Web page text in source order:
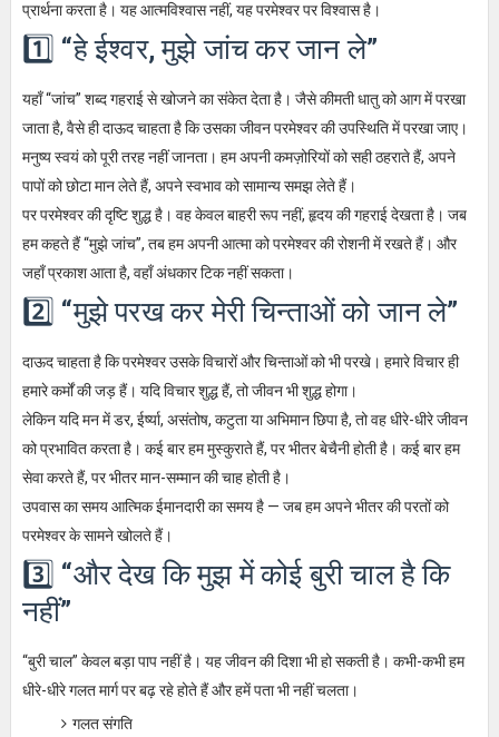
प्रार्थना करता है। यह आत्मविश्वास नहीं, यह परमेश्वर पर विश्वास है।
1️⃣ “हे ईश्वर, मुझे जांच कर जान ले”
यहाँ “जांच” शब्द गहराई से खोजने का संकेत देता है। जैसे कीमती धातु को आग में परखा
जाता है, वैसे ही दाऊद चाहता है कि उसका जीवन परमेश्वर की उपस्थिति में परखा जाए।
मनुष्य स्वयं को पूरी तरह नहीं जानता। हम अपनी कमज़ोरियों को सही ठहराते हैं, अपने
पापों को छोटा मान लेते हैं, अपने स्वभाव को सामान्य समझ लेते हैं।
पर परमेश्वर की दृष्टि शुद्ध है। वह केवल बाहरी रूप नहीं, हृदय की गहराई देखता है। जब
हम कहते हैं “मुझे जांच”, तब हम अपनी आत्मा को परमेश्वर की रोशनी में रखते हैं। और
जहाँ प्रकाश आता है, वहाँ अंधकार टिक नहीं सकता।
2️⃣ “मुझे परख कर मेरी चिन्ताओं को जान ले”
दाऊद चाहता है कि परमेश्वर उसके विचारों और चिन्ताओं को भी परखे। हमारे विचार ही
हमारे कर्मों की जड़ हैं। यदि विचार शुद्ध हैं, तो जीवन भी शुद्ध होगा।
लेकिन यदि मन में डर, ईर्ष्या, असंतोष, कटुता या अभिमान छिपा है, तो वह धीरे-धीरे जीवन
को प्रभावित करता है। कई बार हम मुस्कुराते हैं, पर भीतर बेचैनी होती है। कई बार हम
सेवा करते हैं, पर भीतर मान-सम्मान की चाह होती है।
उपवास का समय आत्मिक ईमानदारी का समय है — जब हम अपने भीतर की परतों को
परमेश्वर के सामने खोलते हैं।
3️⃣ “और देख कि मुझ में कोई बुरी चाल है कि
नहीं”
“बुरी चाल” केवल बड़ा पाप नहीं है। यह जीवन की दिशा भी हो सकती है। कभी-कभी हम
धीरे-धीरे गलत मार्ग पर बढ़ रहे होते हैं और हमें पता भी नहीं चलता।
गलत संगति